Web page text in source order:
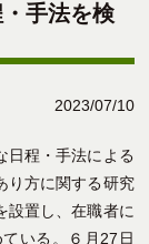
手法を検
2023/07/10
日程・手法による
方に関する研究
設置し、在職者に
いる。６月27日